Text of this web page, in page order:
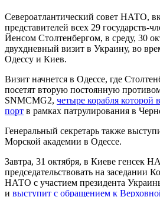
Североатлантический совет НАТО,
представителей всех 29 государств-
Йенсом Столтенбергом, в среду, 30
двухдневный визит в Украину, во
Одессу и Киев.
Визит начнется в Одессе, где
посетят вторую постоянную
SNMCMG2, четыре корабля которой
порт в рамках патрулирования в
Генеральный секретарь также
Морской академии в Одессе.
Завтра, 31 октября, в Киеве генсек
председательствовать на заседании
НАТО с участием президента
и выступит с обращением к